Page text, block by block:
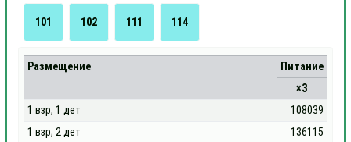
101 102 111 114
Размещение
Питание
×3
1 взр; 1 дет
108039
1 взр; 2 дет
136115